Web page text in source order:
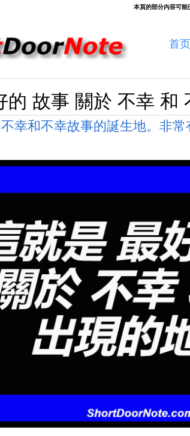
首页
的 故事 關於 不幸 和
幸和不幸故事的誕生地。非常